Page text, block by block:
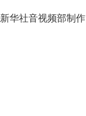
新华社音视频部制作